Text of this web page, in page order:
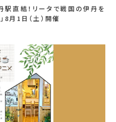
直結！リータで戦国の伊丹を
8月1日（土）開催